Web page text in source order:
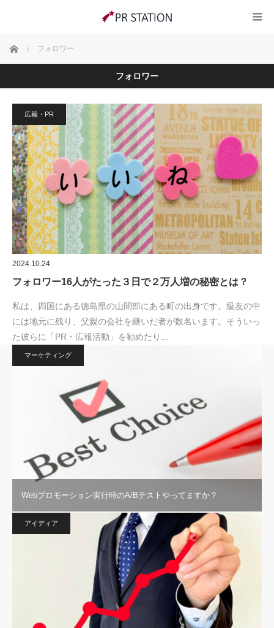
ホーム フォロワー
フォロワー
広報・PR
2024.10.24
フォロワー16人がたった３日で２万人増の秘密とは？
私は、四国にある徳島県の山間部にある町の出身です。級友の中
には地元に残り、父親の会社を継いだ者が数名います。そういっ
た彼らに「PR・広報活動」を勧めたり…
マーケティング
Webプロモーション実行時のA/Bテストやってますか？
アイディア